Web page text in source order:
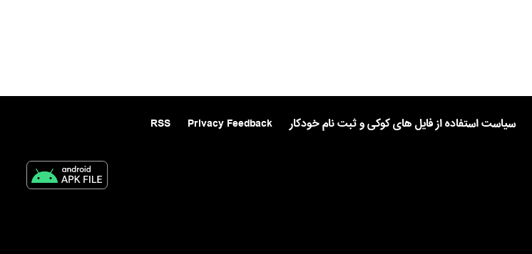
سیاست استفاده از فایل های کوکی و ثبت نام خودکار Privacy Feedback
RSS